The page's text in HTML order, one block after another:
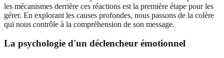
les mécanismes derrière ces réactions est la première étape pour les
gérer. En explorant les causes profondes, nous passons de la colère
qui nous contrôle à la compréhension de son message.
La psychologie d'un déclencheur émotionnel